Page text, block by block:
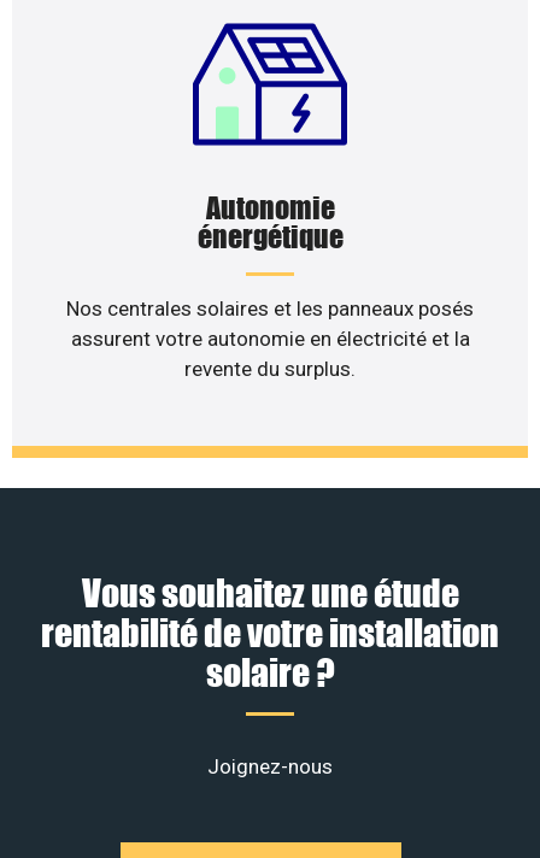
Autonomie
énergétique
Nos centrales solaires et les panneaux posés
assurent votre autonomie en électricité et la
revente du surplus.
Vous souhaitez une étude
rentabilité de votre installation
solaire ?
Joignez-nous